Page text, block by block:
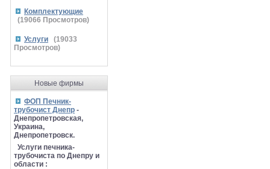
Комплектующие
(19066 Просмотров)
Услуги (19033
Просмотров)
Новые фирмы
ФОП Печник-
трубочист Днепр -
Днепропетровская,
Украина,
Днепропетровск.
Услуги печника-
трубочиста по Днепру и
области :